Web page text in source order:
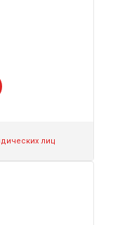
лиц